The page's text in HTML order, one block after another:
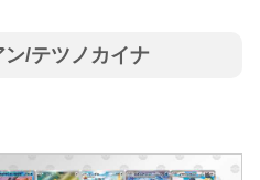
/テツノカイナ